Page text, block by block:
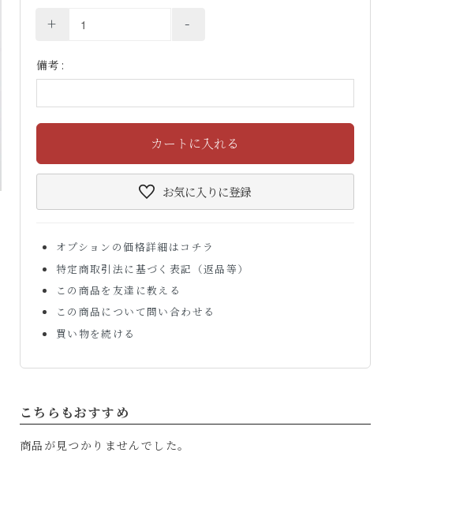
+ -
備考:
カートに入れる
お気に入り に登録
オプションの価格詳細はコチラ
特定商取引法に基づく表記（返品等）
この商品を友達に教える
この商品について問い合わせる
買い物を続ける
こちらもおすすめ
商品が見つかりませんでした。